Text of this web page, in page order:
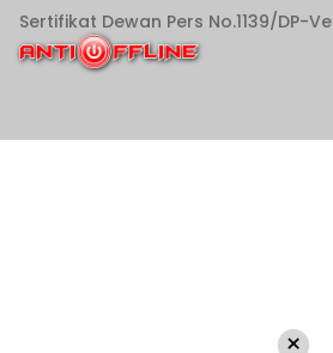
Sertifikat Dewan Pers No.1139/DP-
×